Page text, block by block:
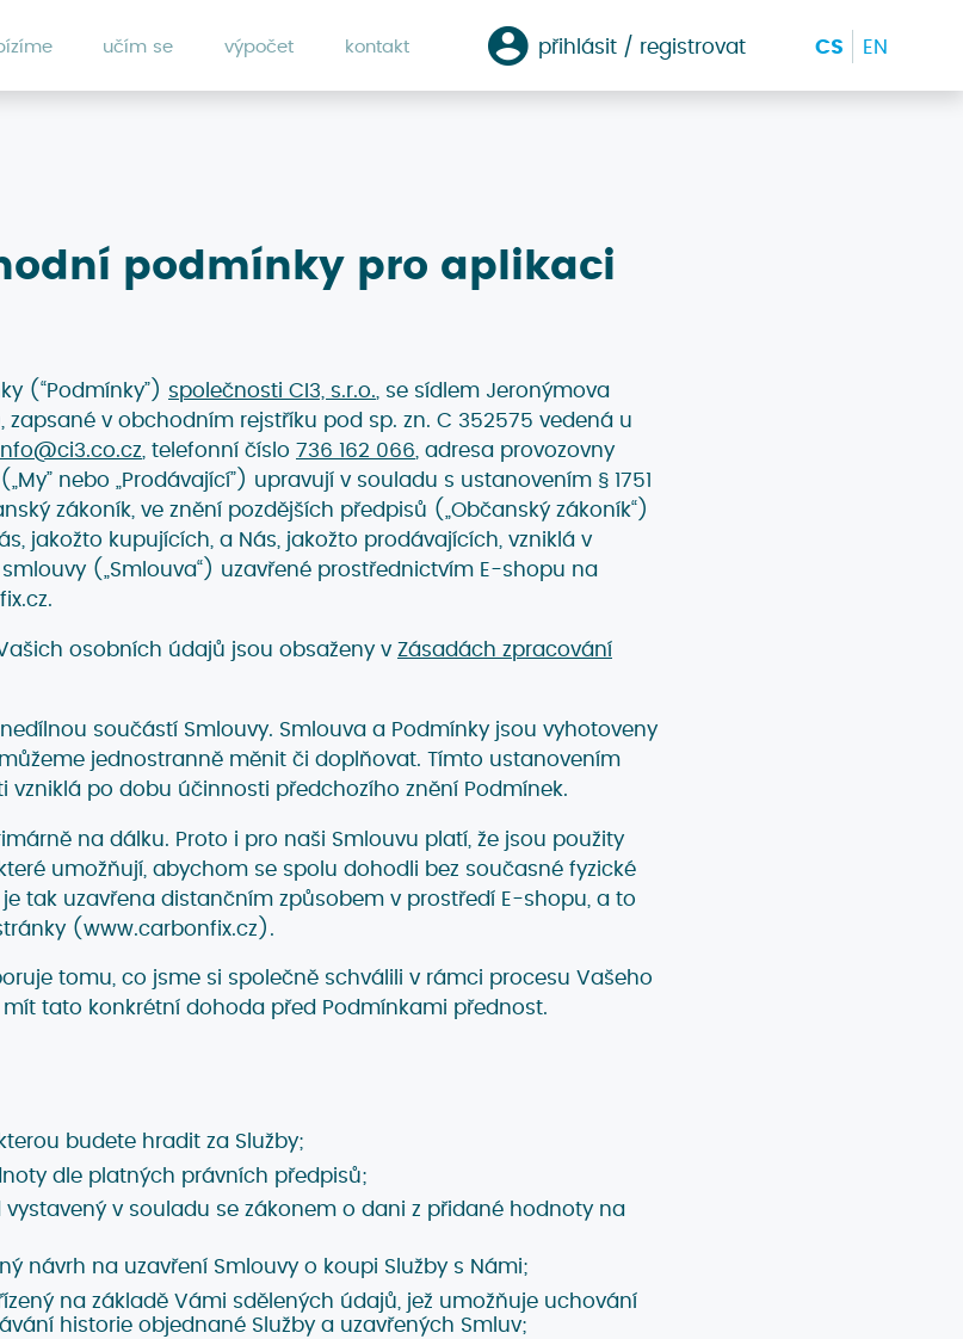
učím se výpočet kontakt přihlásit / registrovat CS EN
podmínky pro aplikaci
(“Podmínky”) společnosti CI3, s.r.o., se sídlem Jeronýmova
zapsané v obchodním rejstříku pod sp. zn. C 352575 vedená u
, telefonní číslo 736 162 066, adresa provozovny
nebo „Prodávající”) upravují v souladu s ustanovením § 1751
zákoník, ve znění pozdějších předpisů („Občanský zákoník“)
jakožto kupujících, a Nás, jakožto prodávajících, vzniklá v
(„Smlouva“) uzavřené prostřednictvím E-shopu na
osobních údajů jsou obsaženy v Zásadách zpracování
součástí Smlouvy. Smlouva a Podmínky jsou vyhotoveny
jednostranně měnit či doplňovat. Tímto ustanovením
po dobu účinnosti předchozího znění Podmínek.
na dálku. Proto i pro naši Smlouvu platí, že jsou použity
umožňují, abychom se spolu dohodli bez současné fyzické
tak uzavřena distančním způsobem v prostředí E-shopu, a to
(www.carbonfix.cz).
tomu, co jsme si společně schválili v rámci procesu Vašeho
tato konkrétní dohoda před Podmínkami přednost.
budete hradit za Služby;
dle platných právních předpisů;
v souladu se zákonem o dani z přidané hodnoty na
návrh na uzavření Smlouvy o koupi Služby s Námi;
na základě Vámi sdělených údajů, jež umožňuje uchování
historie objednané Služby a uzavřených Smluv;